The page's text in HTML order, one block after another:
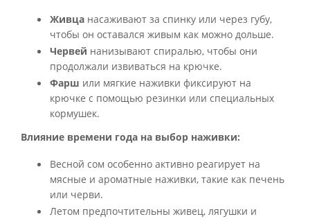
Живца насаживают за спинку или через губу,
чтобы он оставался живым как можно дольше.
Червей нанизывают спиралью, чтобы они
продолжали извиваться на крючке.
Фарш или мягкие наживки фиксируют на
крючке с помощью резинки или специальных
кормушек.
Влияние времени года на выбор наживки:
Весной сом особенно активно реагирует на
мясные и ароматные наживки, такие как печень
или черви.
Летом предпочтительны живец, лягушки и